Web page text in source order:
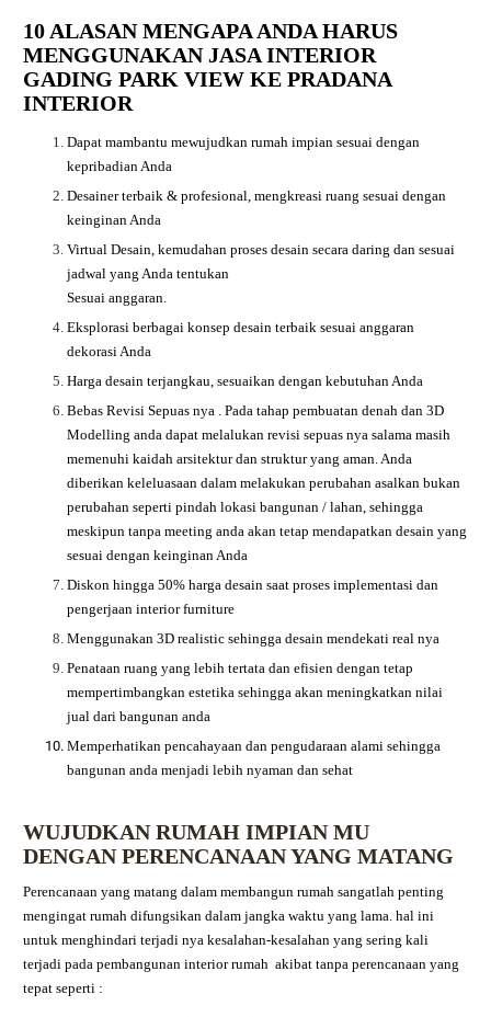
10 ALASAN MENGAPA ANDA HARUS
MENGGUNAKAN JASA INTERIOR
GADING PARK VIEW KE PRADANA
INTERIOR
Dapat mambantu mewujudkan rumah impian sesuai dengan
kepribadian Anda
Desainer terbaik & profesional, mengkreasi ruang sesuai dengan
keinginan Anda
Virtual Desain, kemudahan proses desain secara daring dan sesuai
jadwal yang Anda tentukan
Sesuai anggaran.
Eksplorasi berbagai konsep desain terbaik sesuai anggaran
dekorasi Anda
Harga desain terjangkau, sesuaikan dengan kebutuhan Anda
Bebas Revisi Sepuas nya .Pada tahap pembuatan denah dan 3D
Modelling anda dapat melalukan revisi sepuas nya salama masih
memenuhi kaidah arsitektur dan struktur yang aman. Anda
diberikan keleluasaan dalam melakukan perubahan asalkan bukan
perubahan seperti pindah lokasi bangunan / lahan, sehingga
meskipun tanpa meeting anda akan tetap mendapatkan desain yang
sesuai dengan keinginan Anda
Diskon hingga 50% harga desain saat proses implementasi dan
pengerjaan interior furniture
Menggunakan 3D realistic sehingga desain mendekati real nya
Penataan ruang yang lebih tertata dan efisien dengan tetap
mempertimbangkan estetika sehingga akan meningkatkan nilai
jual dari bangunan anda
Memperhatikan pencahayaan dan pengudaraan alami sehingga
bangunan anda menjadi lebih nyaman dan sehat
WUJUDKAN RUMAH IMPIAN MU
DENGAN PERENCANAAN YANG MATANG
Perencanaan yang matang dalam membangun rumah sangatlah penting
mengingat rumah difungsikan dalam jangka waktu yang lama. hal ini
untuk menghindari terjadi nya kesalahan-kesalahan yang sering kali
terjadi pada pembangunan interior rumah akibat tanpa perencanaan yang
tepat seperti :